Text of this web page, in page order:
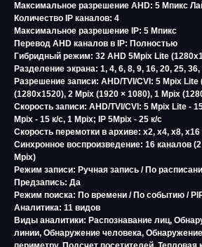
Максимальное разрешение AHD: 5 Мпикс
Количество IP каналов: 4
Максимальное разрешение IP: 5 Мпикс
Перевод AHD каналов в IP: Полностью
Гибридный режим: 32 AHD 5Mpix Lite
Разделение экрана: 1, 4, 6, 8, 9, 16, 20, 25, 36,
Разрешение записи: AHD/TVI/CVI: 5 Mpix
(1280х1520), 2 Mpix (1920 × 1080), 1 Mpix
Скорость записи: AHD/TVI/CVI: 5 Mpix Lite -
Mpix - 15 к/с, 1 Mpix; IP 5Mpix - 25 к/с
Скорость перемотки в архиве: x2, x4, x8, x16
Синхронное воспроизведение: 16 каналов
Mpix)
Режим записи: Ручная запись / По
Предзапись: Да
Режим поиска: По времени / По событию /
Аналитика: 11 видов
Виды аналитики: Распознавание лиц,
линии, Обнаружение человека,